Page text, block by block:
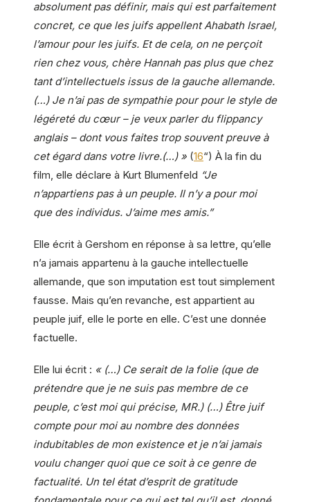
absolument pas définir, mais qui est parfaitement
concret, ce que les juifs appellent Ahabath Israel,
l’amour pour les juifs. Et de cela, on ne perçoit
rien chez vous, chère Hannah pas plus que chez
tant d’intellectuels issus de la gauche allemande.
(…) Je n’ai pas de sympathie pour pour le style de
légéreté du cœur – je veux parler du flippancy
anglais – dont vous faites trop souvent preuve à
cet égard dans votre livre.(…) » (16“) À la fin du
film, elle déclare à Kurt Blumenfeld “Je
n’appartiens pas à un peuple. Il n’y a pour moi
que des individus. J’aime mes amis.”
Elle écrit à Gershom en réponse à sa lettre, qu’elle
n’a jamais appartenu à la gauche intellectuelle
allemande, que son imputation est tout simplement
fausse. Mais qu’en revanche, est appartient au
peuple juif, elle le porte en elle. C’est une donnée
factuelle.
Elle lui écrit : « (…) Ce serait de la folie (que de
prétendre que je ne suis pas membre de ce
peuple, c’est moi qui précise, MR.) (…) Être juif
compte pour moi au nombre des données
indubitables de mon existence et je n’ai jamais
voulu changer quoi que ce soit à ce genre de
factualité. Un tel état d’esprit de gratitude